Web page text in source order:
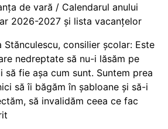
de vară / Calendarul anului
2026-2027 și lista vacanțelor
Stănculescu, consilier școlar: Este
nedreptate să nu-i lăsăm pe
să fie așa cum sunt. Suntem prea
să îi băgăm în șabloane și să-i
să invalidăm ceea ce fac